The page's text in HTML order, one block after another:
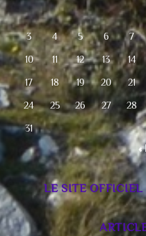
3 4 5 6 7
10 11 12 13 14
17 18 19 20 21
24 25 26 27 28
31
«
LE SITE